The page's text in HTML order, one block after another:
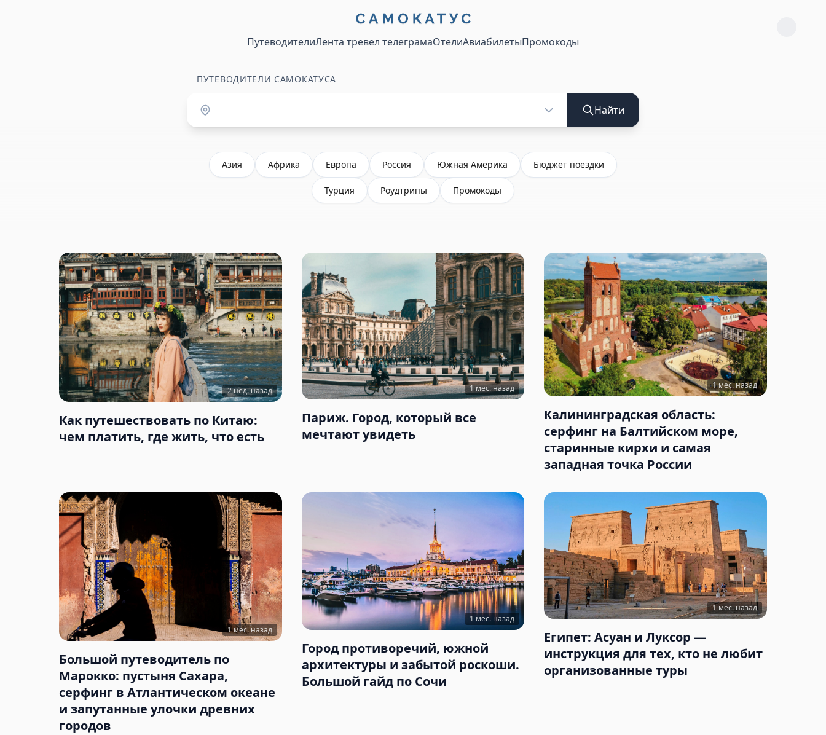
ПутеводителиЛента тревел телеграмаОтелиАвиабилетыПромокоды
ПУТЕВОДИТЕЛИ САМОКАТУСА
Найти
Азия Африка Европа Россия Южная Америка Бюджет поездки
Турция Роудтрипы Промокоды
2 нед. назад
Как путешествовать по Китаю:
чем платить, где жить, что есть
1 мес. назад
Париж. Город, который все
мечтают увидеть
1 мес. назад
Калининградская область:
серфинг на Балтийском море,
старинные кирхи и самая
западная точка России
1 мес. назад
Большой путеводитель по
Марокко: пустыня Сахара,
серфинг в Атлантическом океане
и запутанные улочки древних
городов
1 мес. назад
Город противоречий, южной
архитектуры и забытой роскоши.
Большой гайд по Сочи
1 мес. назад
Египет: Асуан и Луксор —
инструкция для тех, кто не любит
организованные туры